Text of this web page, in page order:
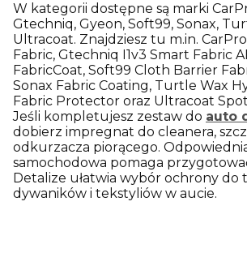
W kategorii dostępne są marki
Gtechniq, Gyeon, Soft99, Sonax,
Ultracoat. Znajdziesz tu m.in.
Fabric, Gtechniq I1v3 Smart Fabric
FabricCoat, Soft99 Cloth Barrier
Sonax Fabric Coating, Turtle Wax
Fabric Protector oraz Ultracoat
Jeśli kompletujesz zestaw do auto
dobierz impregnat do cleanera,
odkurzacza piorącego.
samochodowa pomaga
Detalize ułatwia wybór ochrony do
dywaników i tekstyliów w aucie.